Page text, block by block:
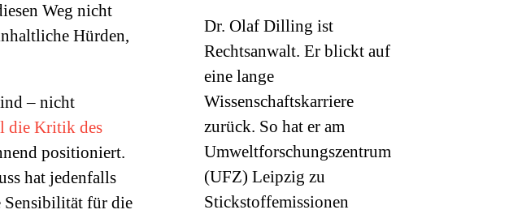
Weg nicht
Hürden,
– nicht
die Kritik des
positioniert.
hat jedenfalls
Sensibilität für die
Dr. Olaf Dilling ist
Rechtsanwalt. Er blickt auf
eine lange
Wissenschaftskarriere
zurück. So hat er am
Umweltforschungszentrum
(UFZ) Leipzig zu
Stickstoffemissionen